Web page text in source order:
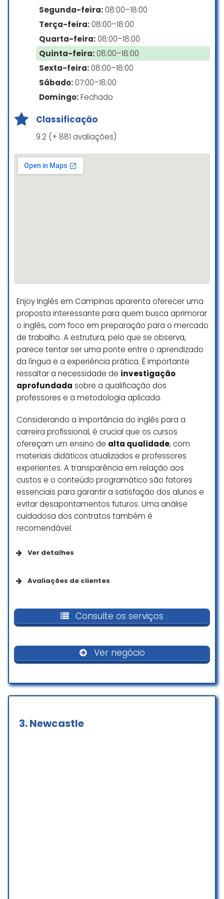
Estacionamento descoberto gratuito
Ótimos professores, diversas
grades de horários, permitindo
flexibilidade em optar a melhor
opção
Michele Mitty
Newcastle, está desenvolvendo
muito, uma ótima escola e um
ótimo ambiente para nossos filhos
darem início ao idioma com
eficiência.
A New Castle é, sem dúvida, uma
referência em ensino de inglês! A
escola se destaca pela qualidade
do ensino, pela dedicação da
equipe e pelo ambiente acolhedor
que inspira aprendizado e
confiança. Parabéns ao fundador,
Gustavo Martinez, por sua visão e
humanidade. Ele é uma pessoa
incrível, sempre comprometido em
oferecer o melhor para alunos e
colaboradores. Recomendo
fortemente!
Ana Clara Lima da Silva
☆ 5/5
Ambiente com excelente
a qualidade do ensino.
Segunda-feira: 08:00–18:00
Terça-feira: 08:00–18:00
Quarta-feira: 08:00–18:00
Quinta-feira: 08:00–18:00
Sexta-feira: 08:00–18:00
Sábado: 07:00–18:00
Domingo:Fechado
Classificação
9.2 (+ 881 avaliações)
Enjoy Inglês em Campinas aparenta oferecer uma
proposta interessante para quem busca aprimorar
o inglês, com foco em preparação para o mercado
de trabalho. A estrutura, pelo que se observa,
parece tentar ser uma ponte entre o aprendizado
da língua e a experiência prática. É importante
ressaltar a necessidade de investigação
aprofundada sobre a qualificação dos
professores e a metodologia aplicada.
Considerando a importância do inglês para a
carreira profissional, é crucial que os cursos
ofereçam um ensino de alta qualidade, com
materiais didáticos atualizados e professores
experientes. A transparência em relação aos
custos e o conteúdo programático são fatores
essenciais para garantir a satisfação dos alunos e
evitar desapontamentos futuros. Uma análise
cuidadosa dos contratos também é
recomendável.
Ver detalhes
Entrada com acessibilidade para pessoas em
Avaliações de clientes
Milene Silva
Se é que se pode chamar de curso
Não tem profissional
estudantes para dar aula
No final não tem certificado
Consulte os serviços
Ver negócio
3.Newcastle